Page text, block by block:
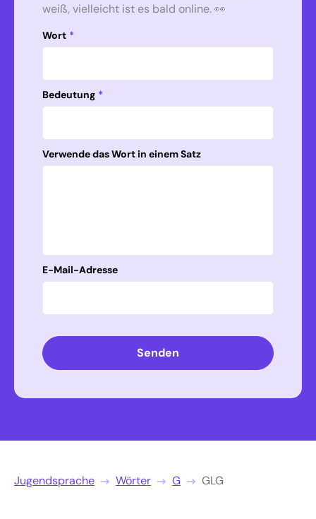
weiß, vielleicht ist es bald online. 👀
Wort *
Bedeutung *
Verwende das Wort in einem Satz
E-Mail-Adresse
Senden
Jugendsprache Wörter G GLG